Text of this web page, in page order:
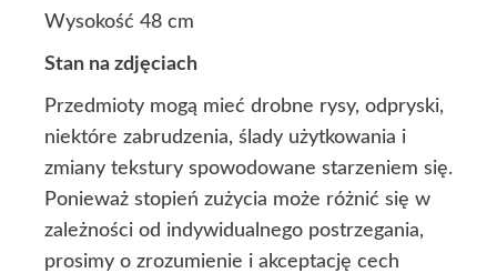
Wysokość 48 cm
Stan na zdjęciach
Przedmioty mogą mieć drobne rysy, odpryski,
niektóre zabrudzenia, ślady użytkowania i
zmiany tekstury spowodowane starzeniem się.
Ponieważ stopień zużycia może różnić się w
zależności od indywidualnego postrzegania,
prosimy o zrozumienie i akceptację cech